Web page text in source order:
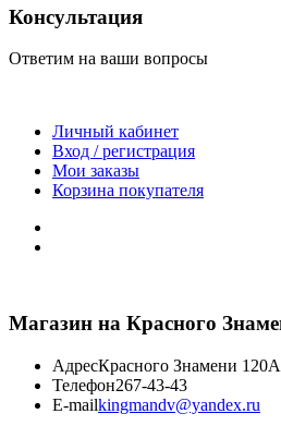
Консультация
Ответим на ваши вопросы
Личный кабинет
Вход / регистрация
Мои заказы
Корзина покупателя
Магазин на Красного
АдресКрасного Знамени
Телефон267-43-43
E-mailkingmandv@yandex.ru